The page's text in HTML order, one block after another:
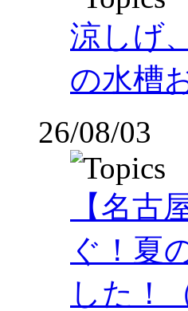
涼しげ
の水槽
26/08/03
【名古
ぐ！夏
した！